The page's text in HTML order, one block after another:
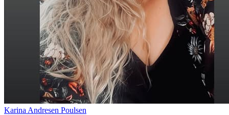
Karina Andresen Poulsen